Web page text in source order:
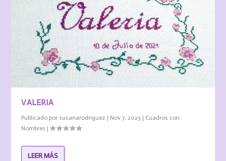
VALERIA
Publicado por susanarodriguez | Nov 7, 2023 | Cuadros con
Nombres |
LEER MÁS